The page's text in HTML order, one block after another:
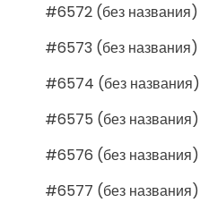
#6572 (без названия)
#6573 (без названия)
#6574 (без названия)
#6575 (без названия)
#6576 (без названия)
#6577 (без названия)